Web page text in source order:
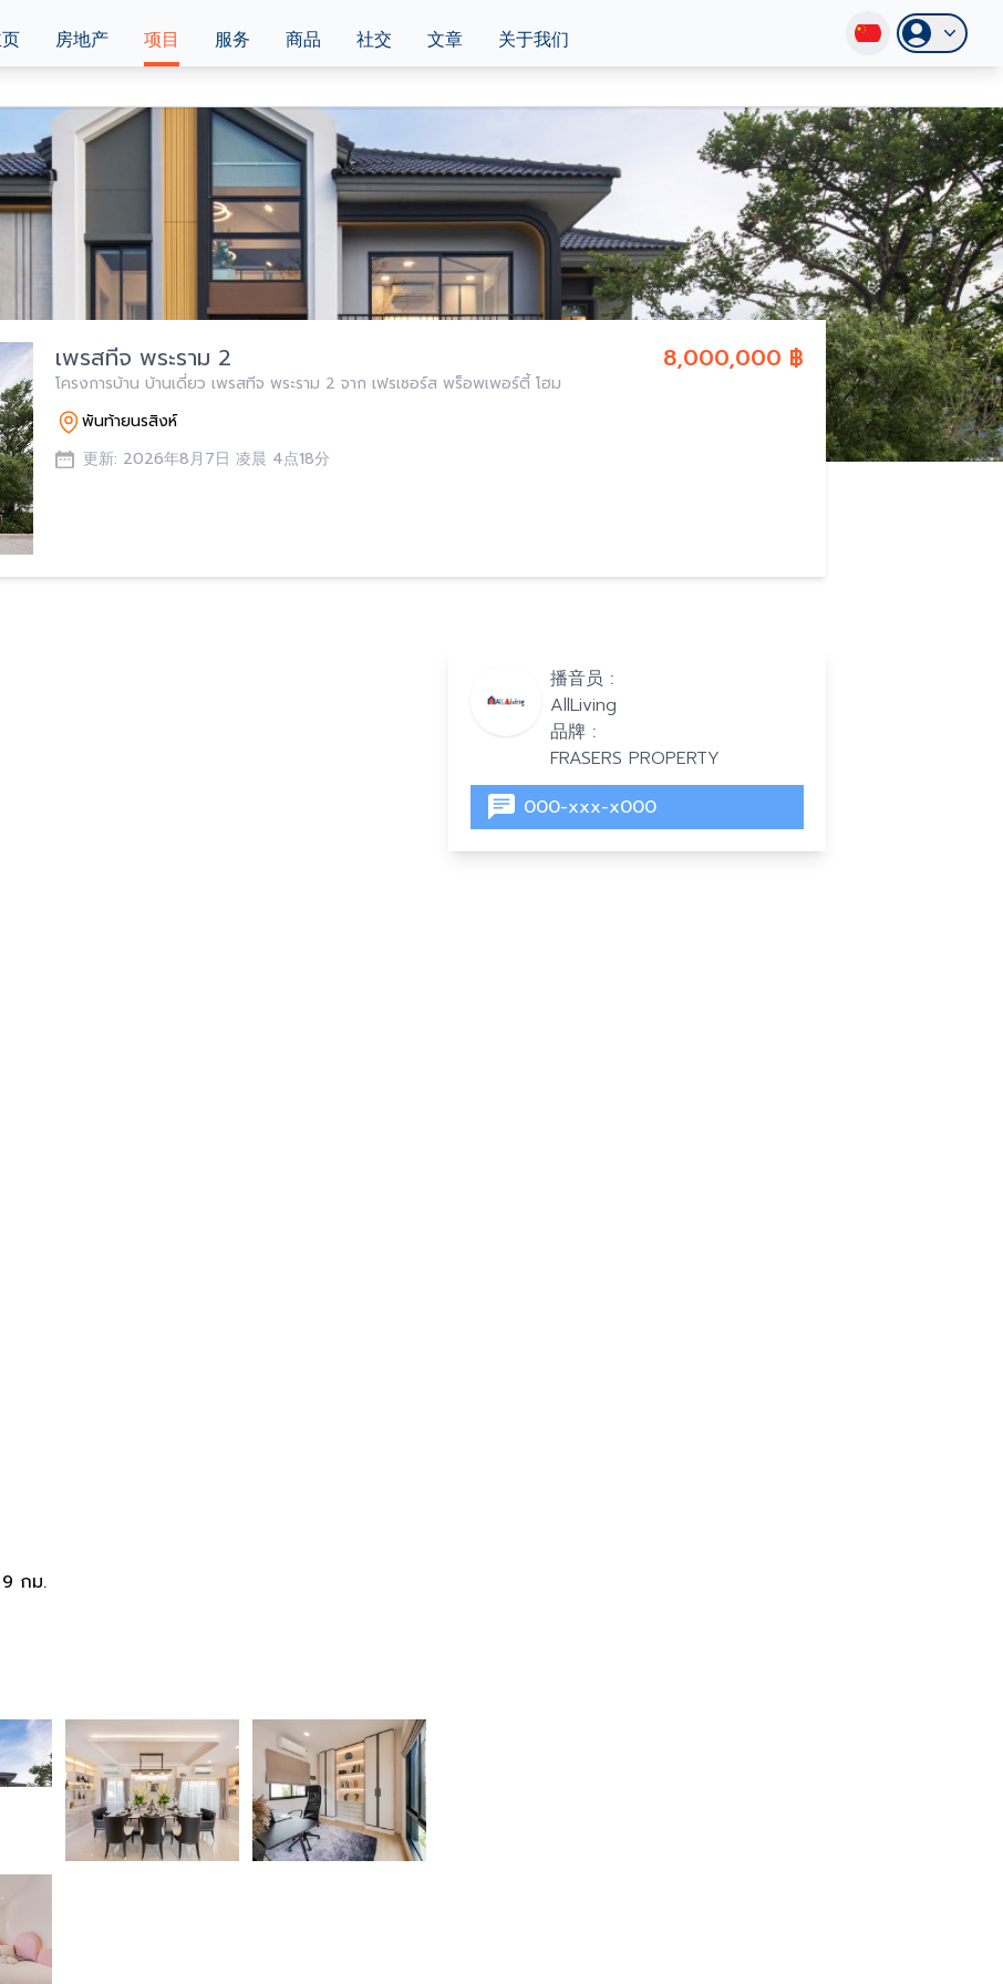
房地产 项目 服务 商品 社交 文章 关于我们
8,000,000 ฿
เพรสทีจ พระราม 2
โครงการบ้าน บ้านเดี่ยว เพรสทีจ พระราม 2 จาก เฟรเซอร์ส พร็อพเพอร์ตี้ โฮม
พันท้ายนรสิงห์
更新: 2026年8月7日 凌晨 4点18分
กม.
播音员 :
AllLiving
品牌 :
FRASERS PROPERTY
000-xxx-x000